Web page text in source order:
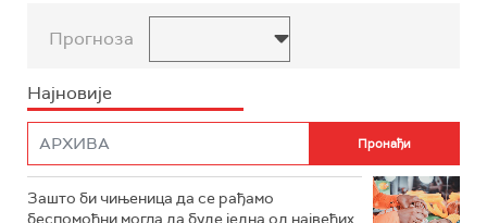
Прогноза
Најновије
Зашто би чињеница да се рађамо
беспомоћни могла да буде једна од највећих